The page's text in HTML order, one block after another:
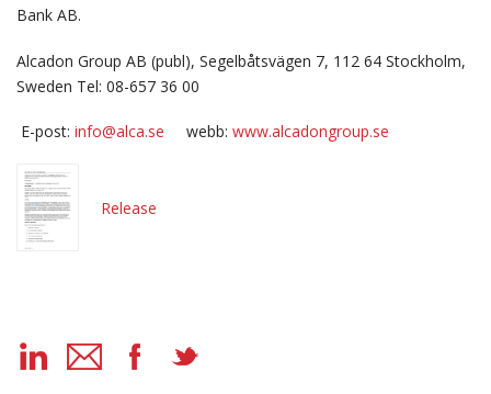
Bank AB.
Alcadon Group AB (publ), Segelbåtsvägen 7, 112 64 Stockholm,
Sweden Tel: 08-657 36 00
E-post: info@alca.se webb: www.alcadongroup.se
Release